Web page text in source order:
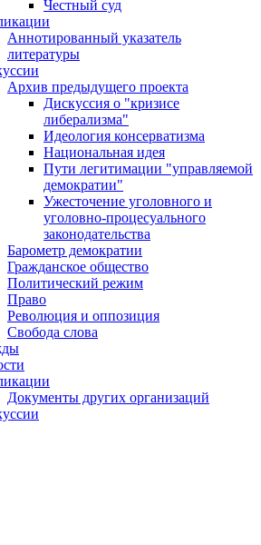
Честный суд
Аннотированный указатель
литературы
Архив предыдущего проекта
Дискуссия о "кризисе
либерализма"
Идеология консерватизма
Национальная идея
Пути легитимации "управляемой
демократии"
Ужесточение уголовного и
уголовно-процесуального
законодательства
Барометр демократии
Гражданское общество
Политический режим
Право
Революция и оппозиция
Свобода слова
Документы других организаций